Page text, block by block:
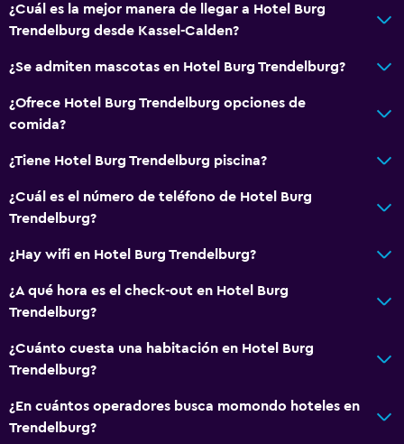
¿Cuál es la mejor manera de llegar a Hotel Burg
Trendelburg desde Kassel-Calden?
¿Se admiten mascotas en Hotel Burg Trendelburg?
¿Ofrece Hotel Burg Trendelburg opciones de
comida?
¿Tiene Hotel Burg Trendelburg piscina?
¿Cuál es el número de teléfono de Hotel Burg
Trendelburg?
¿Hay wifi en Hotel Burg Trendelburg?
¿A qué hora es el check-out en Hotel Burg
Trendelburg?
¿Cuánto cuesta una habitación en Hotel Burg
Trendelburg?
¿En cuántos operadores busca momondo hoteles en
Trendelburg?